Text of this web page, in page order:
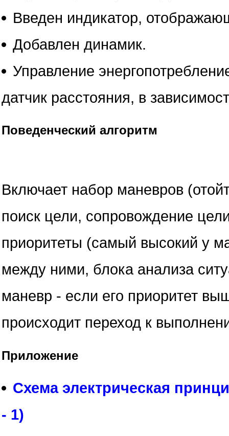
Введен индикатор,
Добавлен динамик.
Управление
датчик расстояния, в
Поведенческий алгоритм
Включает набор маневров
поиск цели, сопровождение
приоритеты (самый высокий у
между ними, блока анализа
маневр - если его приоритет
происходит переход к
Приложение
Схема электрическая
- 1)